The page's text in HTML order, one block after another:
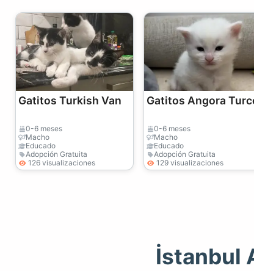
Gatitos Turkish Van
0-6 meses
Macho
Educado
Adopción Gratuita
126 visualizaciones
Gatitos Angora
0-6 meses
Macho
Educado
Adopción Gratuita
129 visualizaciones
İstanbul